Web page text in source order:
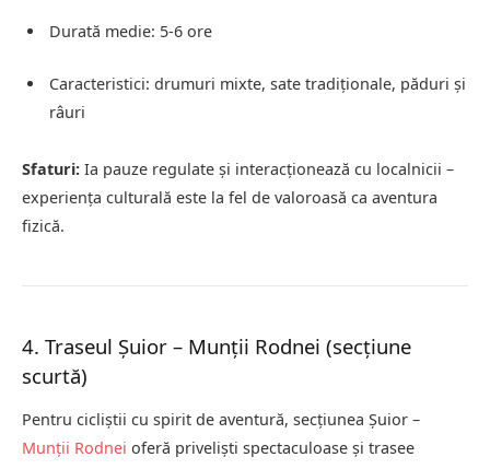
Durată medie: 5-6 ore
Caracteristici: drumuri mixte, sate tradiționale, păduri și
râuri
Sfaturi: Ia pauze regulate și interacționează cu localnicii –
experiența culturală este la fel de valoroasă ca aventura
fizică.
4. Traseul Șuior – Munții Rodnei (secțiune
scurtă)
Pentru cicliștii cu spirit de aventură, secțiunea Șuior –
Munții Rodnei oferă priveliști spectaculoase și trasee